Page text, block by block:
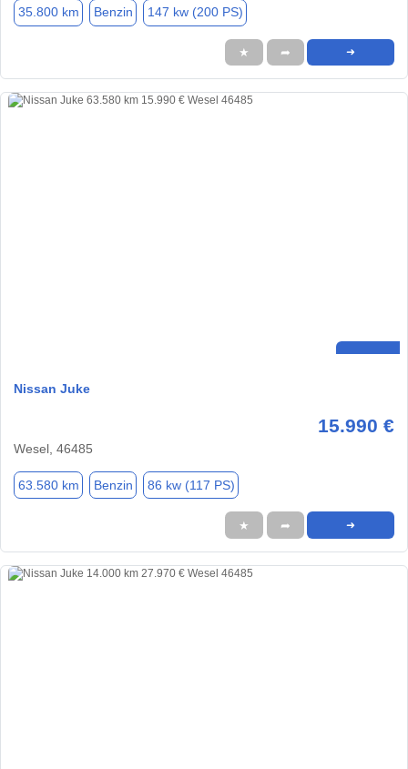
35.800 km Benzin 147 kw (200 PS)
★ ➦ ➜
Nissan Juke
15.990 €
Wesel, 46485
63.580 km Benzin 86 kw (117 PS)
★ ➦ ➜